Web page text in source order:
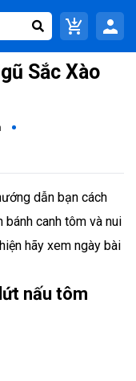
Sắc Xào
dẫn bạn cách
canh tôm và nui
hãy xem ngày bài
nấu tôm